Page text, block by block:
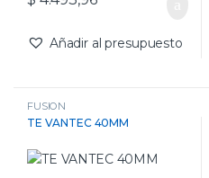
Añadir al presupuesto
FUSION
TE VANTEC 40MM